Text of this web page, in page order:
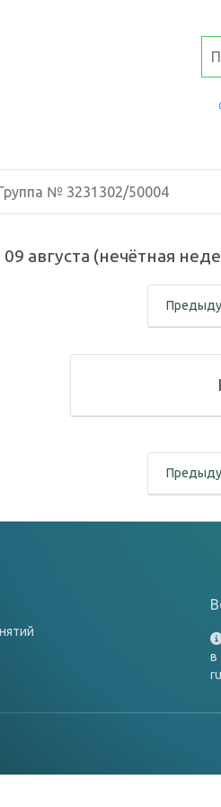
№ 3231302/50004
09 августа (нечётная
в